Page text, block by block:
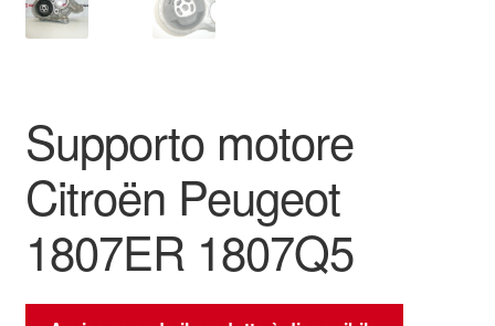
Supporto motore
Citroën Peugeot
1807ER 1807Q5